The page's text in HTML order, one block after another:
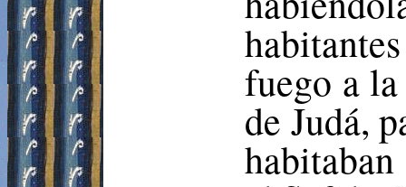
fuego a
de Judá,